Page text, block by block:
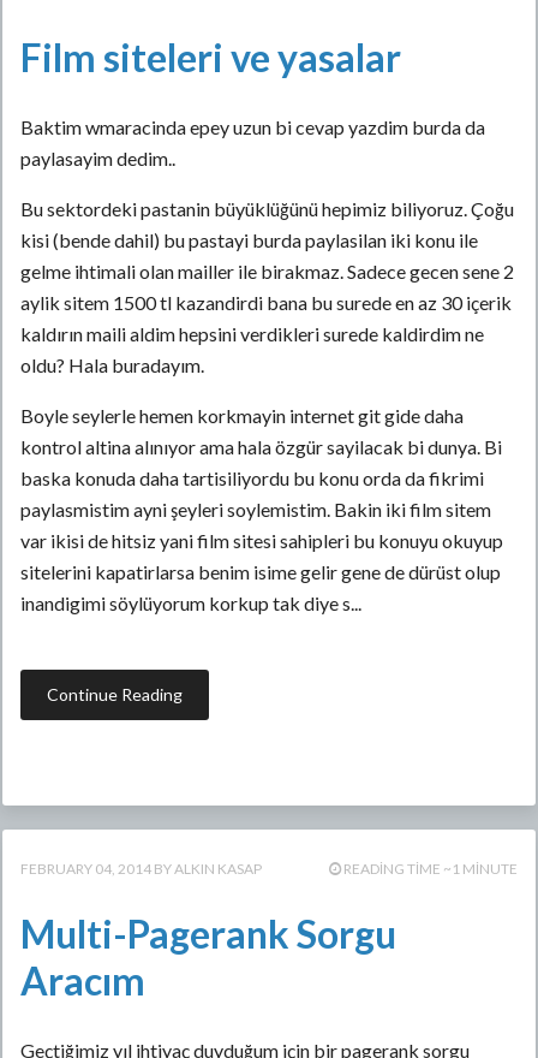
Film siteleri ve yasalar
Baktim wmaracinda epey uzun bi cevap yazdim burda da
paylasayim dedim..
Bu sektordeki pastanin büyüklüğünü hepimiz biliyoruz. Çoğu
kisi (bende dahil) bu pastayi burda paylasilan iki konu ile
gelme ihtimali olan mailler ile birakmaz. Sadece gecen sene 2
aylik sitem 1500 tl kazandirdi bana bu surede en az 30 içerik
kaldırın maili aldim hepsini verdikleri surede kaldirdim ne
oldu? Hala buradayım.
Boyle seylerle hemen korkmayin internet git gide daha
kontrol altina alınıyor ama hala özgür sayilacak bi dunya. Bi
baska konuda daha tartisiliyordu bu konu orda da fikrimi
paylasmistim ayni şeyleri soylemistim. Bakin iki film sitem
var ikisi de hitsiz yani film sitesi sahipleri bu konuyu okuyup
sitelerini kapatirlarsa benim isime gelir gene de dürüst olup
inandigimi söylüyorum korkup tak diye s...
Continue Reading
FEBRUARY 04, 2014 ALKIN KASAP READING TIME ~1 MINUTE
Multi-Pagerank Sorgu
Aracım
Geçtiğimiz yıl ihtiyaç duyduğum için bir pagerank sorgu